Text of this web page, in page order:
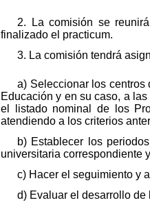
2. La comisión se
finalizado el practicum.
3. La comisión tendrá
a) Seleccionar los centros
Educación y en su caso, a
el listado nominal de los
atendiendo a los criterios
b) Establecer los
universitaria correspondiente
c) Hacer el seguimiento y
d) Evaluar el desarrollo de